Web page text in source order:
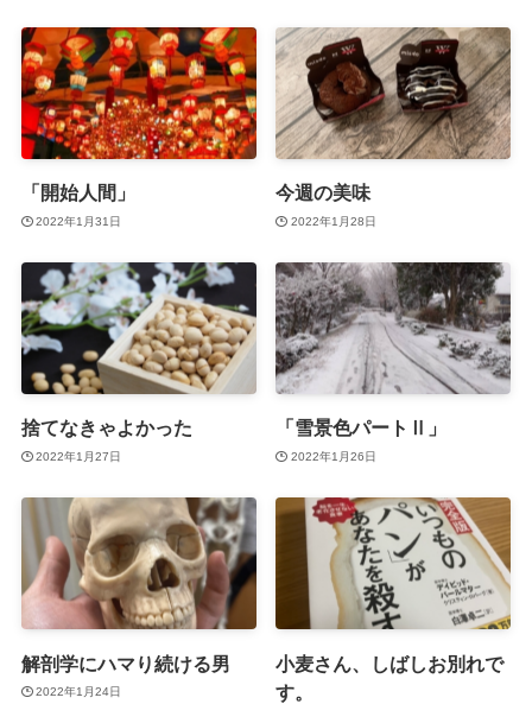
「開始人間」
2022年1月31日
今週の美味
2022年1月28日
捨てなきゃよかった
2022年1月27日
「雪景色パートⅡ」
2022年1月26日
解剖学にハマり続ける男
2022年1月24日
小麦さん、しばしお別れで
す。